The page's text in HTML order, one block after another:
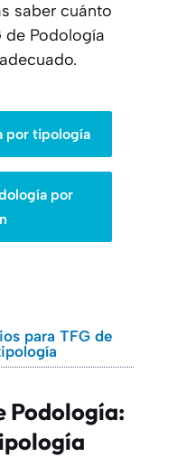
saber cuánto
de Podología
por tipología
por
para TFG de
Podología: